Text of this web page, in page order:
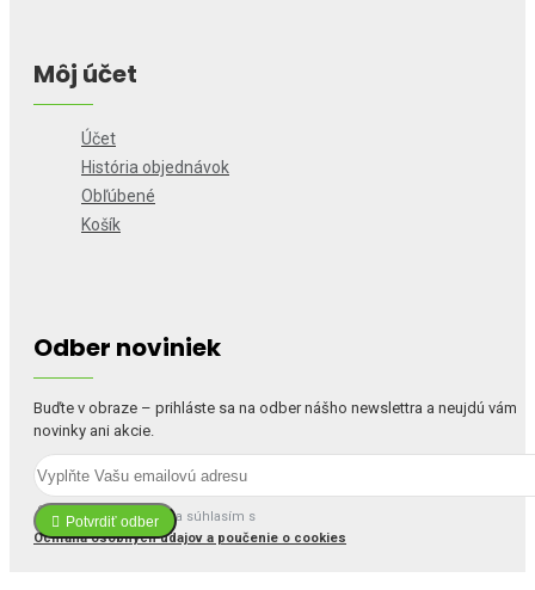
Môj účet
Účet
História objednávok
Obľúbené
Košík
Odber noviniek
Buďte v obraze – prihláste sa na odber nášho newslettra a neujdú vám
novinky ani akcie.
Potvrdiť odber
Prečítal(a) som si a súhlasím s
Ochrana osobných údajov a poučenie o cookies